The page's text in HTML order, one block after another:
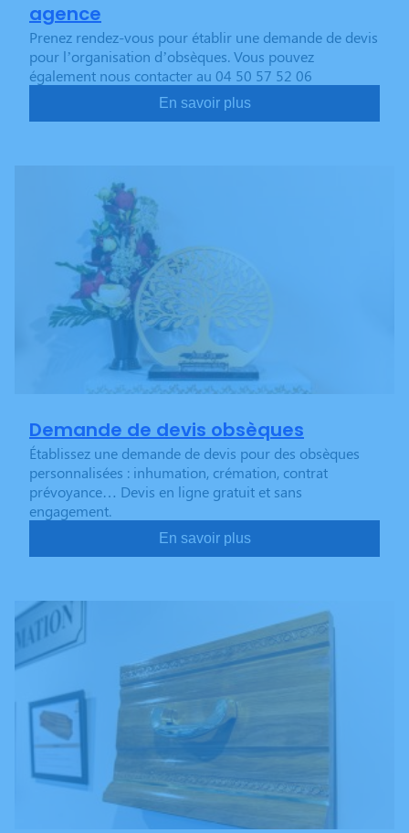
agence
Prenez rendez-vous pour établir une demande de devis
pour l’organisation d’obsèques. Vous pouvez
également nous contacter au 04 50 57 52 06
En savoir plus
Demande de devis obsèques
Établissez une demande de devis pour des obsèques
personnalisées : inhumation, crémation, contrat
prévoyance… Devis en ligne gratuit et sans
engagement.
En savoir plus